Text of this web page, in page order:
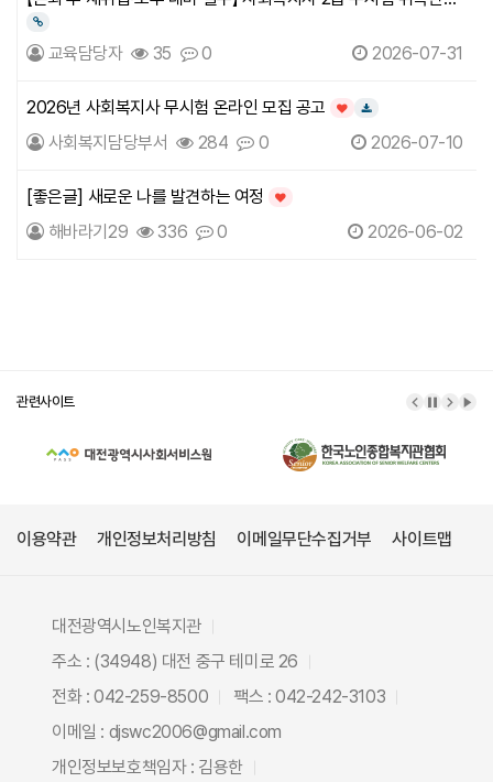
안내
링크
교육담당자 35 0 2026-07-31
2026년 사회복지사 무시험 온라인 모집 공고 인기글다운로드
사회복지담당부서 284 0 2026-07-10
[좋은글] 새로운 나를 발견하는 여정 인기글
해바라기29 336 0 2026-06-02
관련사이트 이전 배너
배너 정
다음
배
이용약관 개인정보처리방침 이메일무단수집거부 사이트맵
대전광역시노인복지관
주소 : (34948) 대전 중구 테미로 26
전화 : 042-259-8500
팩스 : 042-242-3103
이메일 : djswc2006@gmail.com
개인정보보호책임자 : 김용한